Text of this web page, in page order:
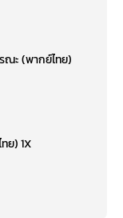
ณะ (พากย์ไทย)
ย) 1X